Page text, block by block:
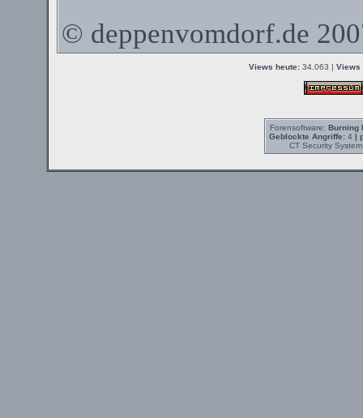
© deppenvomdorf.de
Views heute: 34.063 | Views
Forensoftware: Burning
Geblockte Angriffe:4 |
CT Security